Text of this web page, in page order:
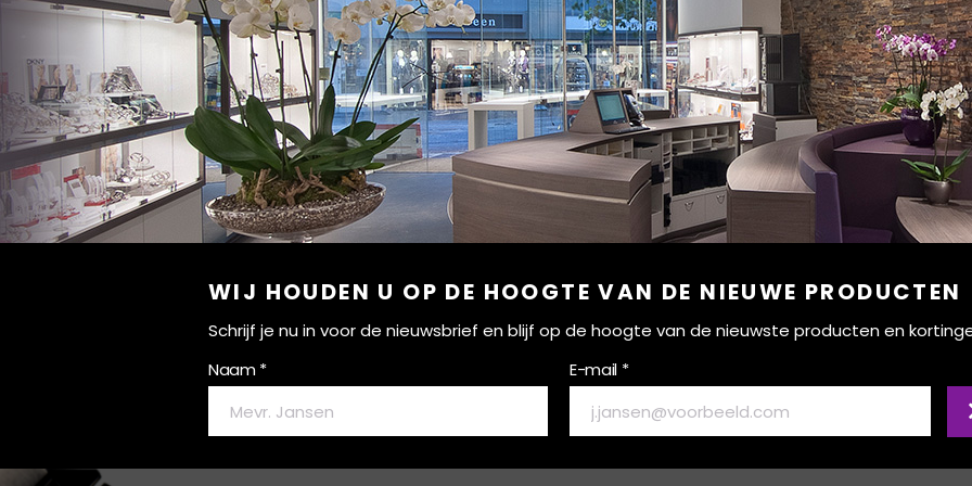
WIJ HOUDEN U OP DE HOOGTE VAN DE NIEUWE PRODUCTEN
Schrijf je nu in voor de nieuwsbrief en blijf op de hoogte van de nieuwste producten en
Naam *
E-mail *